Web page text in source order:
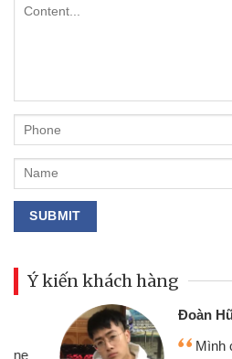
Ý kiến khách hàng
Đoàn Hữu
Mình cần